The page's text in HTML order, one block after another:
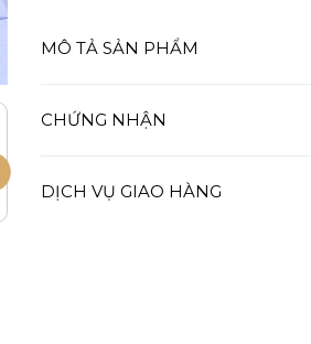
MÔ TẢ SẢN PHẨM
CHỨNG NHẬN
DỊCH VỤ GIAO HÀNG